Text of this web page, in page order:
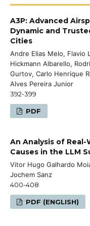
A3P: Advanced
Dynamic and
Cities
Andre Elias Melo, Flavio
Hickmann Albarello,
Gurtov, Carlo Henrique
Alves Pereira Junior
392-399
PDF
An Analysis of
Causes in the LLM
Vitor Hugo Galhardo
Jochem Sanz
400-408
PDF (ENGLISH)